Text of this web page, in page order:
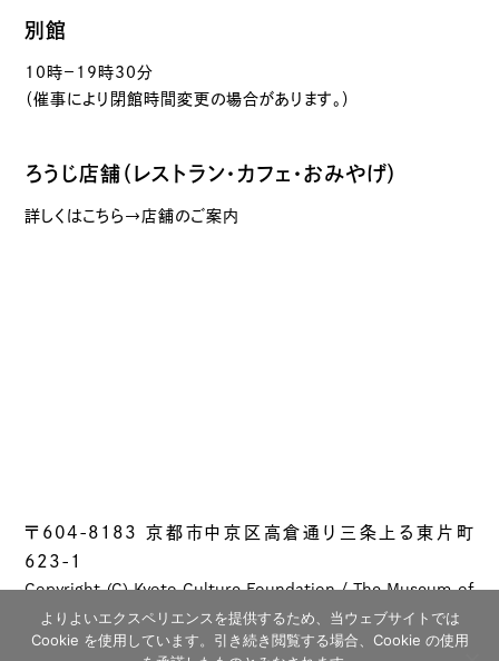
よりよいエクスペリエンスを提供するため、当ウェブサイトでは
Cookie を使用しています。引き続き閲覧する場合、Cookie の使用
別館
10時－19時30分
（催事により閉館時間変更の場合があります。）
ろうじ店舗（レストラン・カフェ・おみやげ）
詳しくはこちら→店舗のご案内
〒604-8183 京都市中京区高倉通り三条上る東片町
623-1
Copyright (C) Kyoto Culture Foundation / The Museum of
Kyoto All rights reserved.